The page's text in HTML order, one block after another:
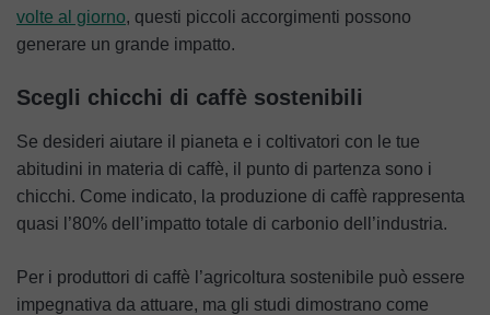
volte al giorno, questi piccoli accorgimenti possono
generare un grande impatto.
Scegli chicchi di caffè sostenibili
Se desideri aiutare il pianeta e i coltivatori con le tue
abitudini in materia di caffè, il punto di partenza sono i
chicchi. Come indicato, la produzione di caffè rappresenta
quasi l’80% dell’impatto totale di carbonio dell’industria.
Per i produttori di caffè l’agricoltura sostenibile può essere
impegnativa da attuare, ma gli studi dimostrano come